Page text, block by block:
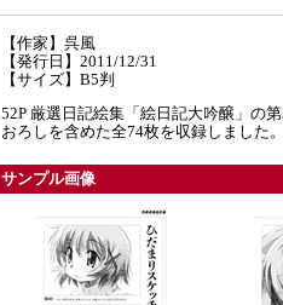
【作家】呉風
【発行日】2011/12/31
【サイズ】B5判
52P 厳選日記絵集「絵日記大吟醸」の
おろしを含めた全74枚を収録しました
サンプル画像